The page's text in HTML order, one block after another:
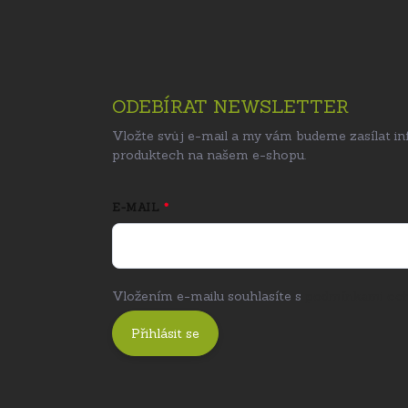
ODEBÍRAT NEWSLETTER
Vložte svůj e-mail a my vám budeme zasílat
produktech na našem e-shopu.
E-MAIL
Vložením e-mailu souhlasíte s
Přihlásit se